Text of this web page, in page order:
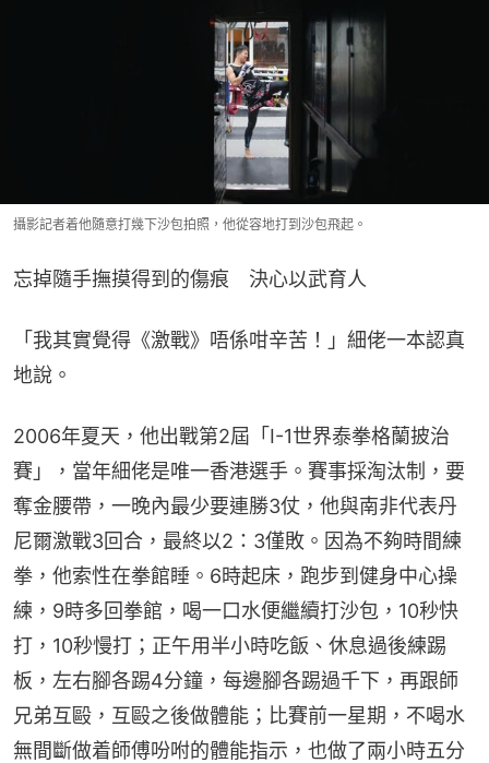
攝影記者着他隨意打幾下沙包拍照，他從容地打到沙包飛起。
忘掉隨手撫摸得到的傷痕　決心以武育人
「我其實覺得《激戰》唔係咁辛苦！」細佬一本認真
地說。
2006年夏天，他出戰第2屆「I-1世界泰拳格蘭披治
賽」，當年細佬是唯一香港選手。賽事採淘汰制，要
奪金腰帶，一晚內最少要連勝3仗，他與南非代表丹
尼爾激戰3回合，最終以2：3僅敗。因為不夠時間練
拳，他索性在拳館睡。6時起床，跑步到健身中心操
練，9時多回拳館，喝一口水便繼續打沙包，10秒快
打，10秒慢打；正午用半小時吃飯、休息過後練踢
板，左右腳各踢4分鐘，每邊腳各踢過千下，再跟師
兄弟互毆，互毆之後做體能；比賽前一星期，不喝水
無間斷做着師傅吩咐的體能指示，也做了兩小時五分